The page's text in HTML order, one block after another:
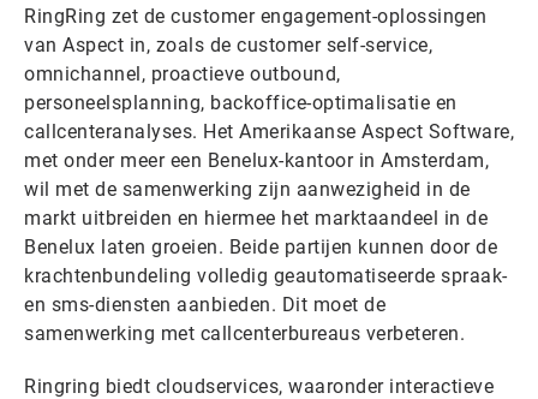
RingRing zet de customer engagement-oplossingen
van Aspect in, zoals de customer self-service,
omnichannel, proactieve outbound,
personeelsplanning, backoffice-optimalisatie en
callcenteranalyses. Het Amerikaanse Aspect Software,
met onder meer een Benelux-kantoor in Amsterdam,
wil met de samenwerking zijn aanwezigheid in de
markt uitbreiden en hiermee het marktaandeel in de
Benelux laten groeien. Beide partijen kunnen door de
krachtenbundeling volledig geautomatiseerde spraak-
en sms-diensten aanbieden. Dit moet de
samenwerking met callcenterbureaus verbeteren.
Ringring biedt cloudservices, waaronder interactieve